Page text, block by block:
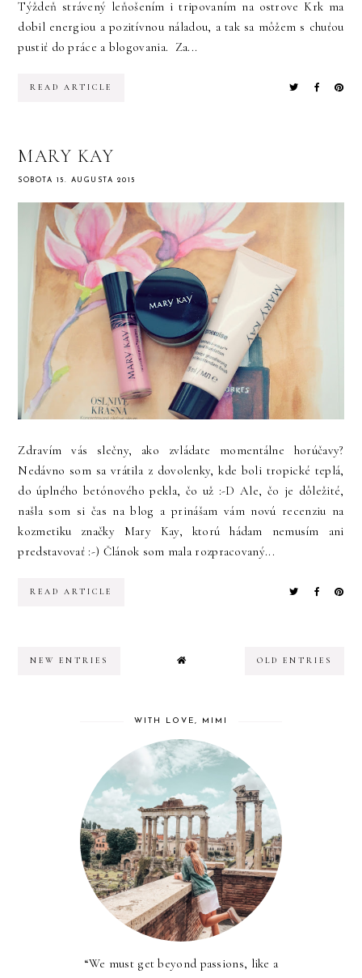
Týždeň strávený leňošením i tripovaním na ostrove Krk ma
dobil energiou a pozitívnou náladou, a tak sa môžem s chuťou
pustiť do práce a blogovania. Za...
READ ARTICLE
MARY KAY
SOBOTA 15. AUGUSTA 2015
Zdravím vás slečny, ako zvládate momentálne horúčavy?
Nedávno som sa vrátila z dovolenky, kde boli tropické teplá,
do úplného betónového pekla, čo už :-D Ale, čo je dôležité,
našla som si čas na blog a prinášam vám novú recenziu na
kozmetiku značky Mary Kay, ktorú hádam nemusím ani
predstavovať :-) Článok som mala rozpracovaný...
READ ARTICLE
NEW ENTRIES OLD ENTRIES
WITH LOVE, MIMI
“We must get beyond passions, like a